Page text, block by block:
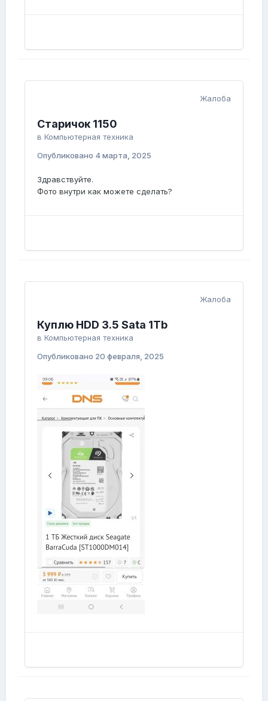
Жалоба
Старичок 1150
в Компьютерная техника
Опубликовано 4 марта, 2025
Здравствуйте.
Фото внутри как можете сделать?
Жалоба
Куплю HDD 3.5 Sata 1Tb
в Компьютерная техника
Опубликовано 20 февраля, 2025